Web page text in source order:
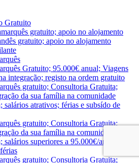
Gratuito
gratuito; apoio no alojamento
gratuito; apoio no alojamento
Gratuito; 95.000€ anual; Viagens
integração; registo na ordem gratuito
gratuito; Consultoria Gratuita;
da sua família na comunidade
salários atrativos; férias e subsído de
gratuito; Consultoria Gratuita;
da sua família na comunidade
salários superiores a 95.000€/ano; férias
gratuito; Consultoria Gratuita;